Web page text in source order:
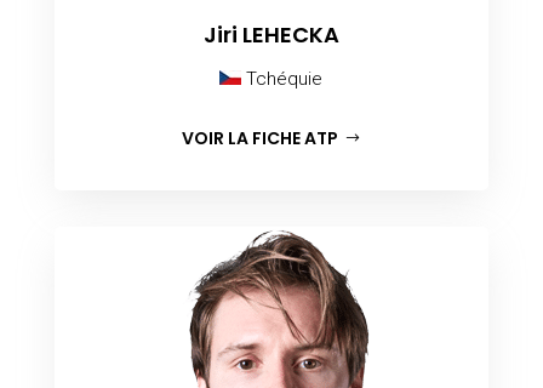
Jiri LEHECKA
Tchéquie
VOIR LA FICHE ATP